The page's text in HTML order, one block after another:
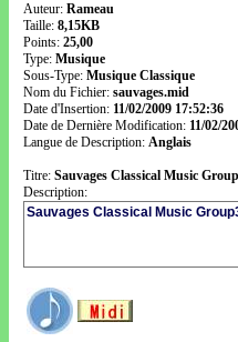
Auteur: Rameau
Taille: 8,15KB
Points: 25,00
Type: Musique
Sous-Type: Musique Classique
Nom du Fichier: sauvages.mid
Date d'Insertion: 11/02/2009 17:52:36
Date de Dernière Modification: 11/02/
Langue de Description: Anglais
Titre: Sauvages Classical Music
Description: